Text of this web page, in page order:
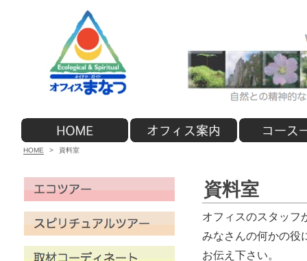
HOME > 資料室
資料室
オフィスのスタッフ
みなさんの何かの役
お伝え下さい。